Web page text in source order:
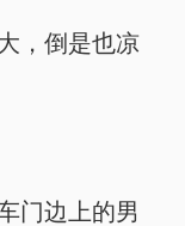
，倒是也凉
门边上的男